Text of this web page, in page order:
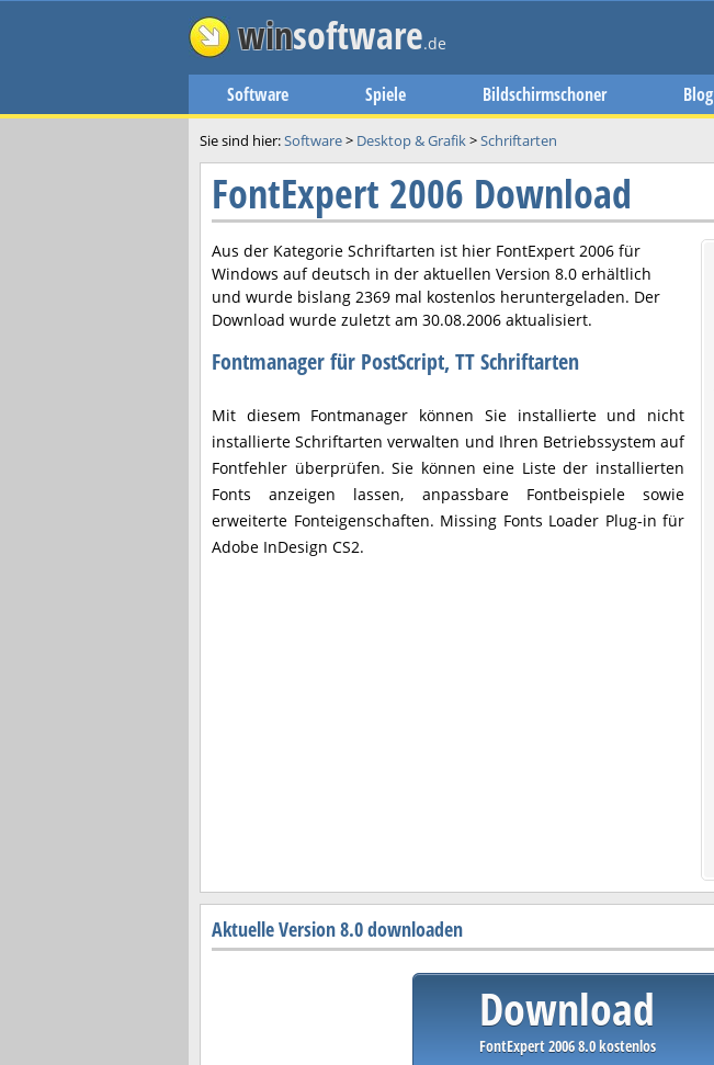
winsoftware.de
Software Spiele Bildschirmschoner Blog
Sie sind hier:Software> Desktop & Grafik>Schriftarten
FontExpert 2006 Download
Aus der Kategorie Schriftarten ist hier FontExpert 2006 für
Windows auf deutsch in der aktuellen Version 8.0 erhältlich
und wurde bislang 2369 mal kostenlos heruntergeladen. Der
Download wurde zuletzt am 30.08.2006 aktualisiert.
Fontmanager für PostScript, TT Schriftarten
Mit diesem Fontmanager können Sie installierte und nicht
installierte Schriftarten verwalten und Ihren Betriebssystem auf
Fontfehler überprüfen. Sie können eine Liste der installierten
Fonts anzeigen lassen, anpassbare Fontbeispiele sowie
erweiterte Fonteigenschaften. Missing Fonts Loader Plug-in für
Adobe InDesign CS2.
Aktuelle Version 8.0 downloaden
Download
FontExpert 2006 8.0 kostenlos